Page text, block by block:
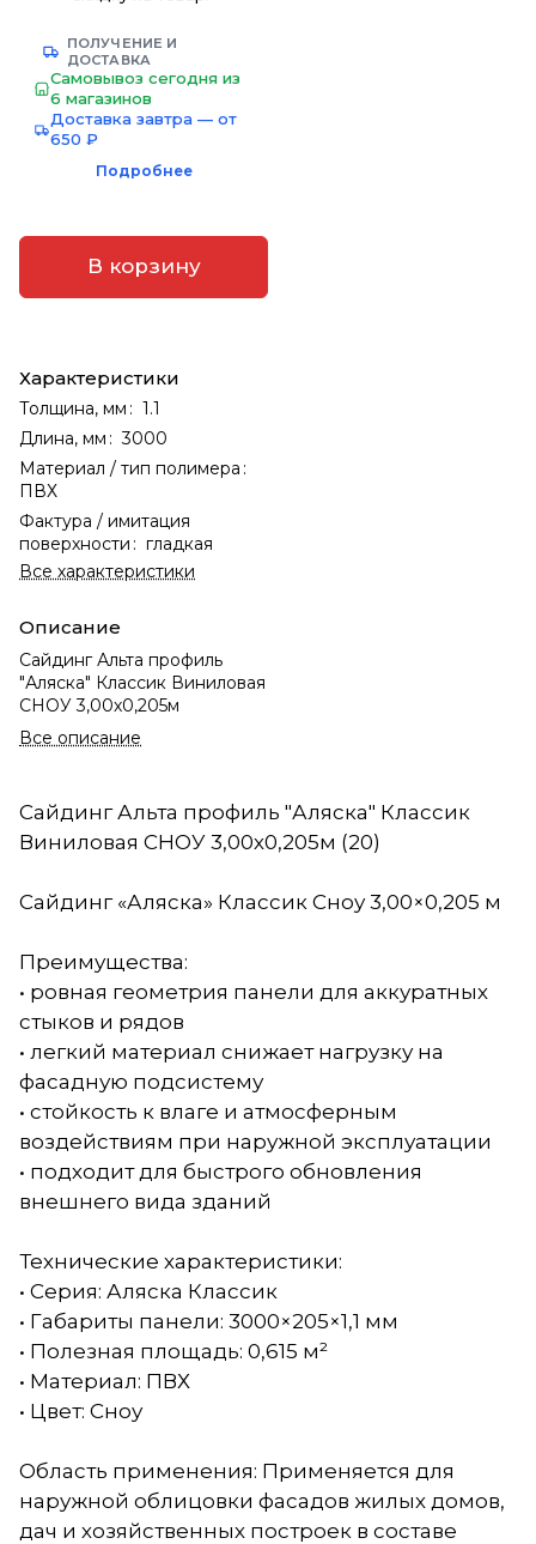
ПОЛУЧЕНИЕ И
ДОСТАВКА
Самовывоз сегодня из
6 магазинов
Доставка завтра — от
650 ₽
Подробнее
В корзину
Характеристики
Толщина, мм : 1.1
Длина, мм : 3000
Материал / тип полимера :
ПВХ
Фактура / имитация
поверхности : гладкая
Все характеристики
Описание
Сайдинг Альта профиль
"Аляска" Классик Виниловая
СНОУ 3,00х0,205м
Все описание
Сайдинг Альта профиль "Аляска" Классик
Виниловая СНОУ 3,00х0,205м (20)
Сайдинг «Аляска» Классик Сноу 3,00×0,205 м
Преимущества:
• ровная геометрия панели для аккуратных
стыков и рядов
• легкий материал снижает нагрузку на
фасадную подсистему
• стойкость к влаге и атмосферным
воздействиям при наружной эксплуатации
• подходит для быстрого обновления
внешнего вида зданий
Технические характеристики:
• Серия: Аляска Классик
• Габариты панели: 3000×205×1,1 мм
• Полезная площадь: 0,615 м²
• Материал: ПВХ
• Цвет: Сноу
Область применения: Применяется для
наружной облицовки фасадов жилых домов,
дач и хозяйственных построек в составе